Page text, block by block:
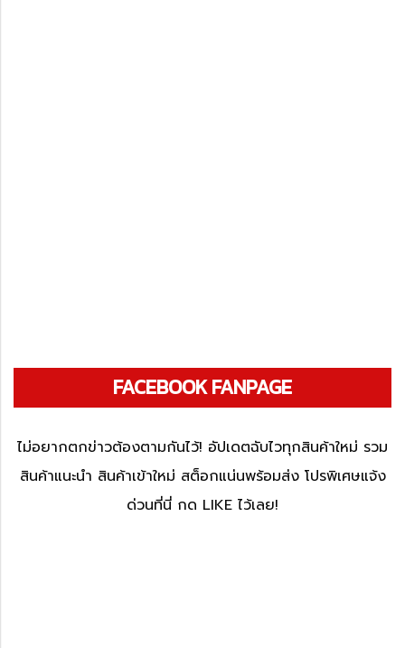
FACEBOOK FANPAGE
ไม่อยากตกข่าวต้องตามกันไว้! อัปเดตฉับไวทุกสินค้าใหม่ รวม
สินค้าแนะนำ สินค้าเข้าใหม่ สต็อกแน่นพร้อมส่ง โปรพิเศษแจ้ง
ด่วนที่นี่ กด LIKE ไว้เลย!